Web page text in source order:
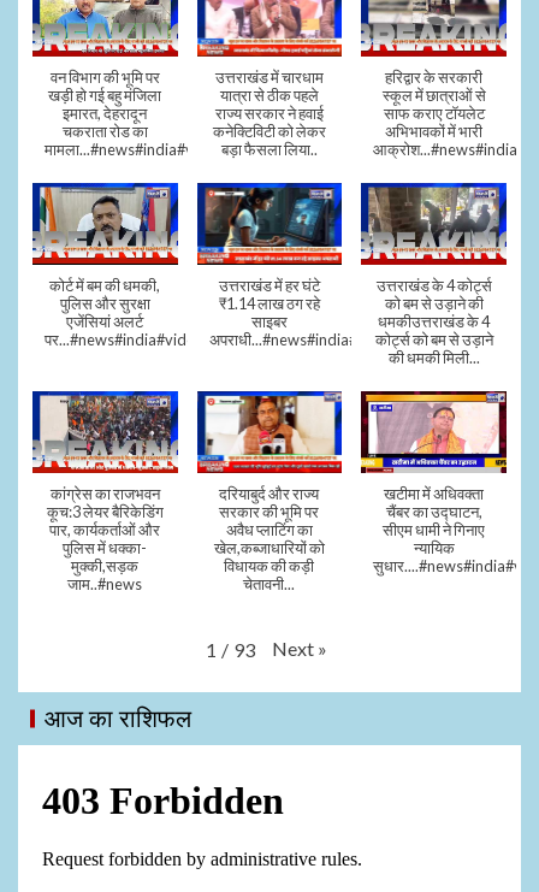
वन विभाग की भूमि पर
खड़ी हो गई बहु मंजिला
इमारत, देहरादून
चकराता रोड का
मामला...#news#india#video
उत्तराखंड में चारधाम
यात्रा से ठीक पहले
राज्य सरकार ने हवाई
कनेक्टिविटी को लेकर
बड़ा फैसला लिया..
हरिद्वार के सरकारी
स्कूल में छात्राओं से
साफ कराए टॉयलेट
अभिभावकों में भारी
आक्रोश...#news#india
कोर्ट में बम की धमकी,
पुलिस और सुरक्षा
एजेंसियां अलर्ट
पर...#news#india#video#viral
उत्तराखंड में हर घंटे
₹1.14 लाख ठग रहे
साइबर
अपराधी...#news#india#video#viral
उत्तराखंड के 4 कोर्ट्स
को बम से उड़ाने की
धमकीउत्तराखंड के 4
कोर्ट्स को बम से उड़ाने
की धमकी मिली...
कांग्रेस का राजभवन
कूच:3 लेयर बैरिकेडिंग
पार, कार्यकर्ताओं और
पुलिस में धक्का-
मुक्की,सड़क
जाम..#news
दरियाबुर्द और राज्य
सरकार की भूमि पर
अवैध प्लाटिंग का
खेल,कब्जाधारियों को
विधायक की कड़ी
चेतावनी...
खटीमा में अधिवक्ता
चैंबर का उद्घाटन,
सीएम धामी ने गिनाए
न्यायिक
1 / 93 Next »
आज का राशिफल